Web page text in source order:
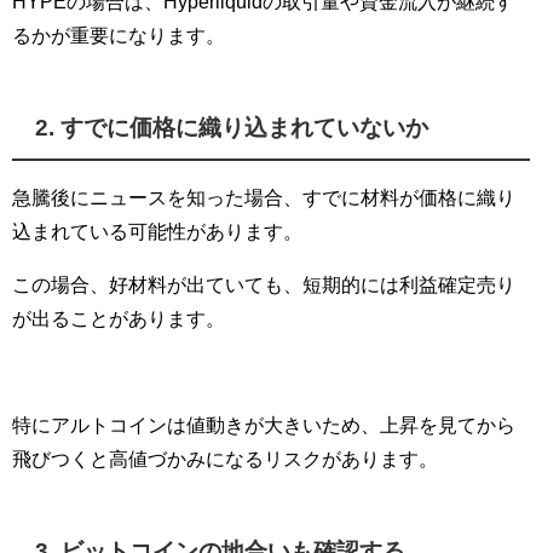
るかが重要になります。
2. すでに価格に織り込まれていないか
急騰後にニュースを知った場合、すでに材料が価格に織り
込まれている可能性があります。
この場合、好材料が出ていても、短期的には利益確定売り
が出ることがあります。
特にアルトコインは値動きが大きいため、上昇を見てから
飛びつくと高値づかみになるリスクがあります。